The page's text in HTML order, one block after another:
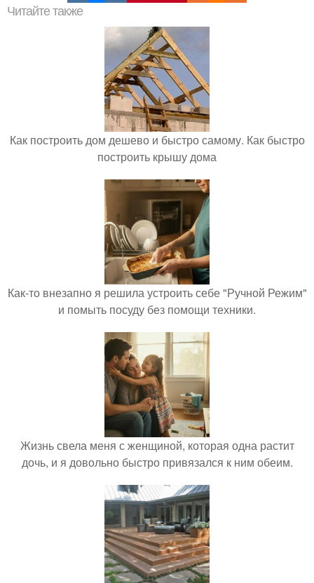
Читайте также
Как построить дом дешево и быстро самому. Как быстро
построить крышу дома
Как-то внезапно я решила устроить себе "Ручной Режим"
и помыть посуду без помощи техники.
Жизнь свела меня с женщиной, которая одна растит
дочь, и я довольно быстро привязался к ним обеим.